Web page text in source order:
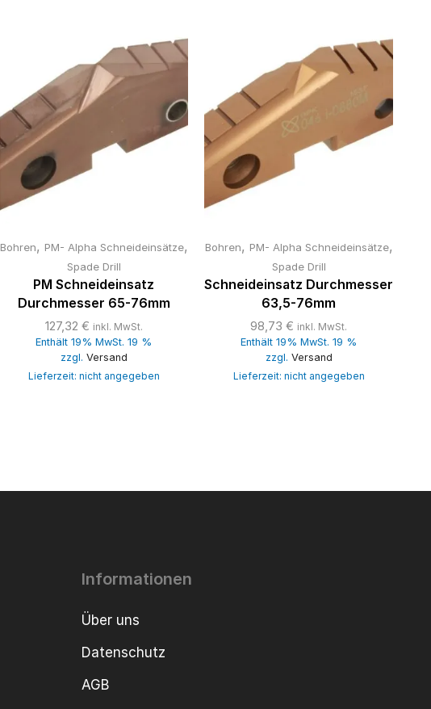
Bohren, PM- Alpha Schneideinsätze,
Spade Drill
PM Schneideinsatz
Durchmesser 65-76mm
127,32 € inkl. MwSt.
Enthält 19% MwSt. 19 %
zzgl. Versand
Lieferzeit: nicht angegeben
Bohren, PM- Alpha Schneideinsätze,
Spade Drill
Schneideinsatz Durchmesser
63,5-76mm
98,73 € inkl. MwSt.
Enthält 19% MwSt. 19 %
zzgl. Versand
Lieferzeit: nicht angegeben
Informationen
Über uns
Datenschutz
AGB